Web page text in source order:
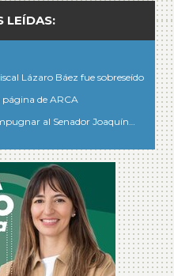
LEÍDAS:
Lázaro Báez fue sobreseído
página de ARCA
al Senador Joaquín…